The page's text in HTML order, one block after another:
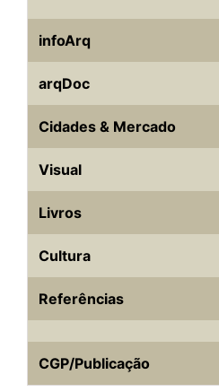
infoArq
arqDoc
Cidades & Mercado
Visual
Livros
Cultura
Referências
CGP/Publicação